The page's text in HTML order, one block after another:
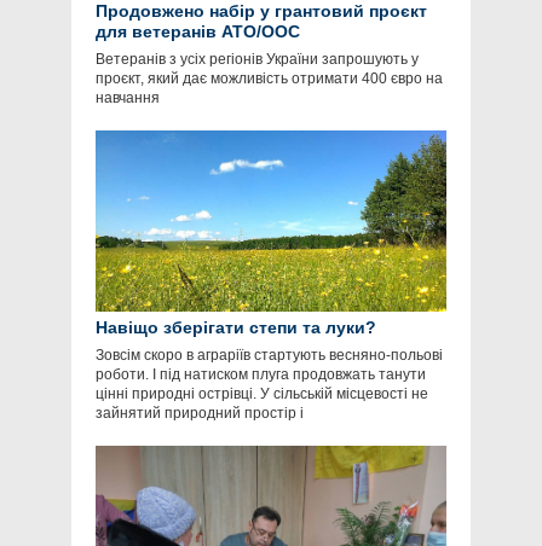
Продовжено набір у грантовий проєкт
для ветеранів АТО/ООС
Ветеранів з усіх регіонів України запрошують у
проєкт, який дає можливість отримати 400 євро на
навчання
Навіщо зберігати степи та луки?
Зовсім скоро в аграріїв стартують весняно-польові
роботи. І під натиском плуга продовжать танути
цінні природні острівці. У сільській місцевості не
зайнятий природний простір і